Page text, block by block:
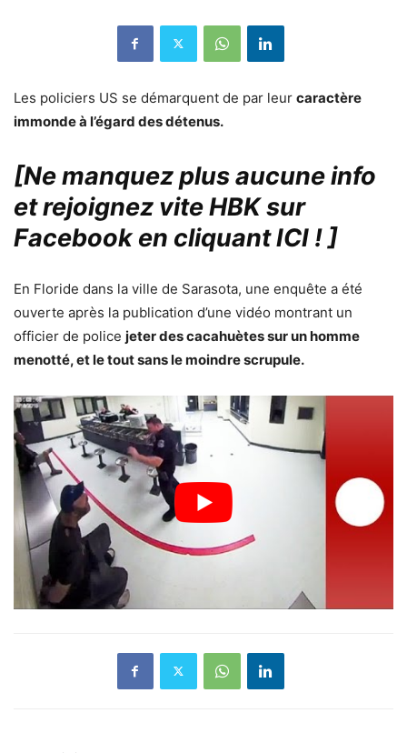
Les policiers US se démarquent de par leur caractère
immonde à l’égard des détenus.
[Ne manquez plus aucune info
et rejoignez vite HBK sur
Facebook en cliquant ICI ! ]
En Floride dans la ville de Sarasota, une enquête a été
ouverte après la publication d’une vidéo montrant un
officier de police jeter des cacahuètes sur un homme
menotté, et le tout sans le moindre scrupule.